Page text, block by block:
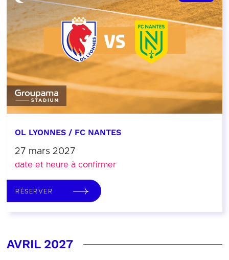
OL LYONNES / FC NANTES
27 mars 2027
date et heure à confirmer
RÉSERVER
AVRIL 2027